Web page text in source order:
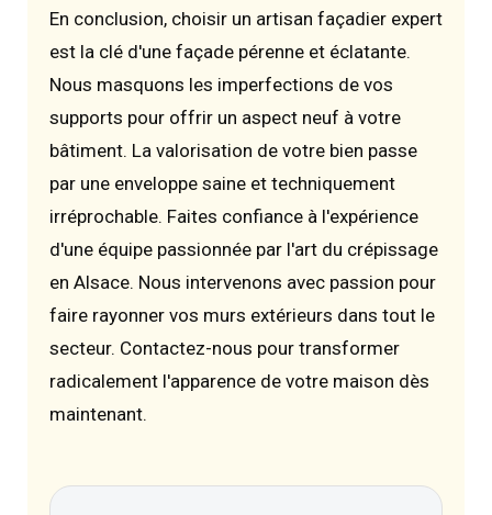
En conclusion, choisir un artisan façadier expert
est la clé d'une façade pérenne et éclatante.
Nous masquons les imperfections de vos
supports pour offrir un aspect neuf à votre
bâtiment. La valorisation de votre bien passe
par une enveloppe saine et techniquement
irréprochable. Faites confiance à l'expérience
d'une équipe passionnée par l'art du crépissage
en Alsace. Nous intervenons avec passion pour
faire rayonner vos murs extérieurs dans tout le
secteur. Contactez-nous pour transformer
radicalement l'apparence de votre maison dès
maintenant.